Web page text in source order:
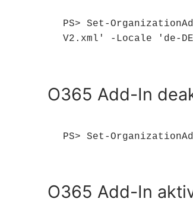
PS> Set-
V2.xml' -Locale 'de-
O365 Add-In
PS> Set-
O365 Add-In